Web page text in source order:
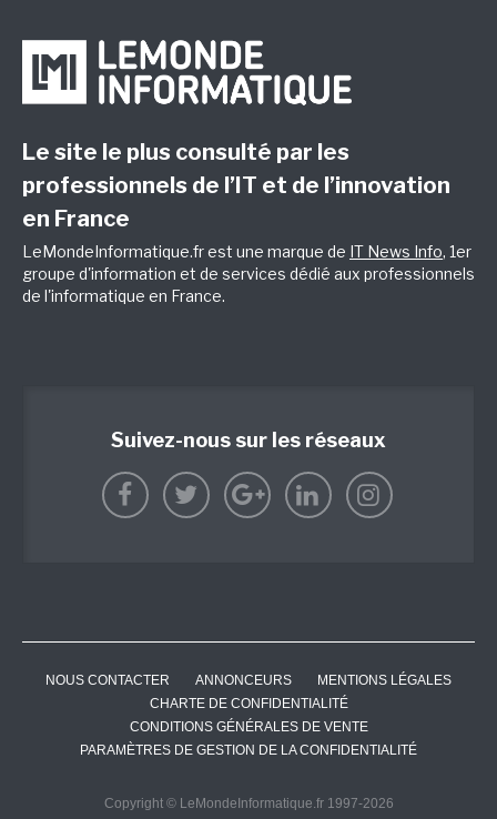
Le site le plus consulté par les
professionnels de l’IT et de l’innovation
en France
LeMondeInformatique.fr est une marque de IT News Info, 1er
groupe d'information et de services dédié aux professionnels
de l'informatique en France.
Suivez-nous sur les réseaux
NOUS CONTACTER ANNONCEURS
MENTIONS LÉGALES
CHARTE DE CONFIDENTIALITÉ
CONDITIONS GÉNÉRALES DE VENTE
PARAMÈTRES DE GESTION DE LA CONFIDENTIALITÉ
Copyright © LeMondeInformatique.fr 1997-2026